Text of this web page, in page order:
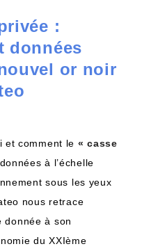
:
données
or noir
et comment le « casse
à l’échelle
sous les yeux
nous retrace
donnée à son
du XXIème